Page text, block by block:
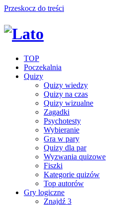
Przeskocz do treści
TOP
Poczekalnia
Quizy
Quizy wiedzy
Quizy na czas
Quizy wizualne
Zagadki
Psychotesty
Wybieranie
Gra w pary
Quizy dla par
Wyzwania quizowe
Fiszki
Kategorie quizów
Top autorów
Gry logiczne
Znajdź 3